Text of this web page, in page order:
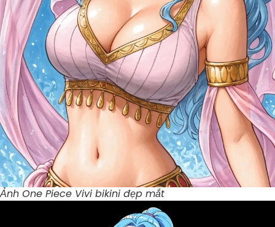
Ảnh One Piece Vivi bikini đẹp mắt